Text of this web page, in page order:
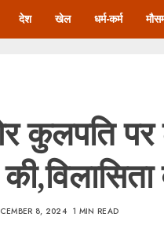
देश खेल धर्म-कर्म
कुलपति पर
8, 2024 1 MIN READ